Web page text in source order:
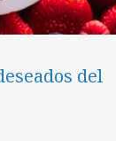
del